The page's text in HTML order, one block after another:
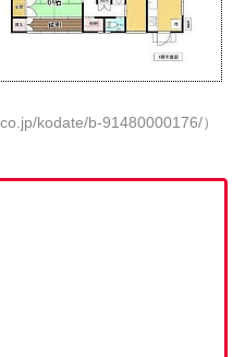
kodate/b-91480000176/）